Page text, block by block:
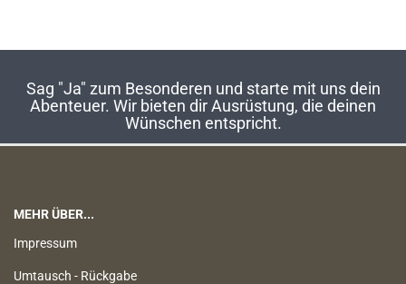
Sag "Ja" zum Besonderen und starte mit uns dein
Abenteuer. Wir bieten dir Ausrüstung, die deinen
Wünschen entspricht.
MEHR ÜBER...
Impressum
Umtausch - Rückgabe